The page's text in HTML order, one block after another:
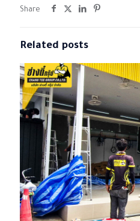
Share
Related posts